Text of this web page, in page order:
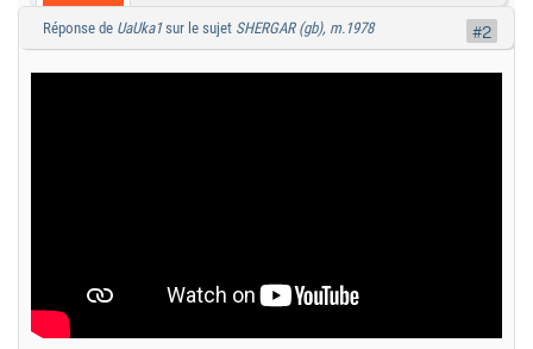
AUTEUR DU SUJET
Réponse de UaUka1sur le sujet SHERGAR (gb), m.1978 #2